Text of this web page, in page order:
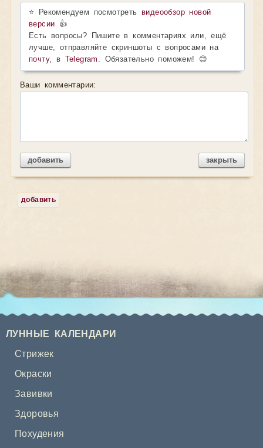
⭐ Рекомендуем посмотретьвидеообзор новой
версии 👍
Есть вопросы? Пишите в комментариях или, ещё
лучше, отправляйте скриншоты с вопросами на
почту, в Telegram . Обязательно поможем! 😊
Ваши комментарии:
добавить закрыть
добавить
ЛУННЫЕ КАЛЕНДАРИ
Стрижек
Окраски
Завивки
Здоровья
Похудения